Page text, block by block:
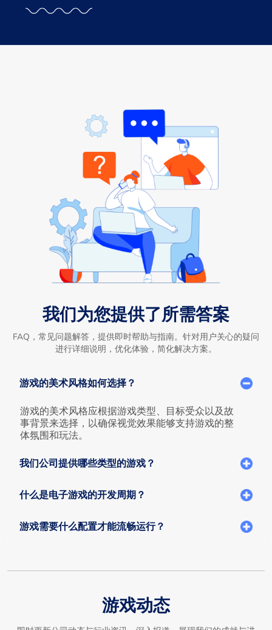
我们为您提供了所需答案
FAQ，常见问题解答，提供即时帮助与指南。针对用户关心的疑问
游戏的美术风格应根据游戏类型、目标受众以及故
事背景来选择，以确保视觉效果能够支持游戏的整
游戏动态